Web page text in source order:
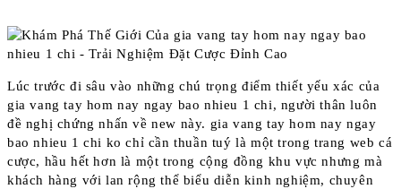
Lúc trước đi sâu vào những chú trọng điểm thiết yếu xác của
gia vang tay hom nay ngay bao nhieu 1 chi, người thân luôn
đề nghị chứng nhấn về new này. gia vang tay hom nay ngay
bao nhieu 1 chi ko chỉ cần thuần tuý là một trong trang web cá
cược, hầu hết hơn là một trong cộng đồng khu vực nhưng mà
khách hàng với lan rộng thể biểu diễn kinh nghiệm, chuyên